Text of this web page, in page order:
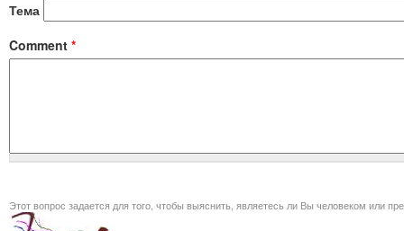
Тема
Comment *
Этот вопрос задается для того,